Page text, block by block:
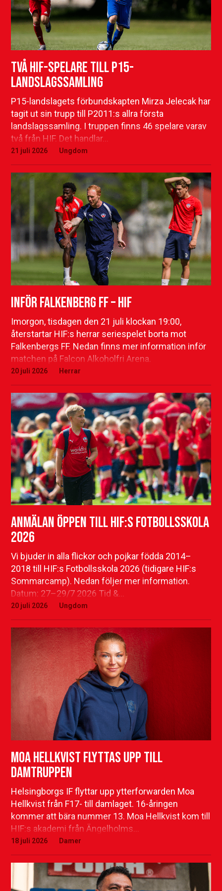
Två HIF-spelare till P15-
landslagssamling
P15-landslagets förbundskapten Mirza Jelecak har
tagit ut sin trupp till P2011:s allra första
landslagssamling. I truppen finns 46 spelare varav
två från HIF. Det handlar…
21 juli 2026 Ungdom
Inför Falkenberg FF – HIF
Imorgon, tisdagen den 21 juli klockan 19:00,
återstartar HIF:s herrar seriespelet borta mot
Falkenbergs FF. Nedan finns mer information inför
matchen på Falcon Alkoholfri Arena.
20 juli 2026 Herrar
Anmälan öppen till HIF:s Fotbollsskola
2026
Vi bjuder in alla flickor och pojkar födda 2014–
2018 till HIF:s Fotbollsskola 2026 (tidigare HIF:s
Sommarcamp). Nedan följer mer information.
Datum: 27–29/7 2026 Tid &…
20 juli 2026 Ungdom
Moa Hellkvist flyttas upp till
damtruppen
Helsingborgs IF flyttar upp ytterforwarden Moa
Hellkvist från F17- till damlaget. 16-åringen
kommer att bära nummer 13. Moa Hellkvist kom till
HIF:s akademi från Ängelholms…
18 juli 2026 Damer